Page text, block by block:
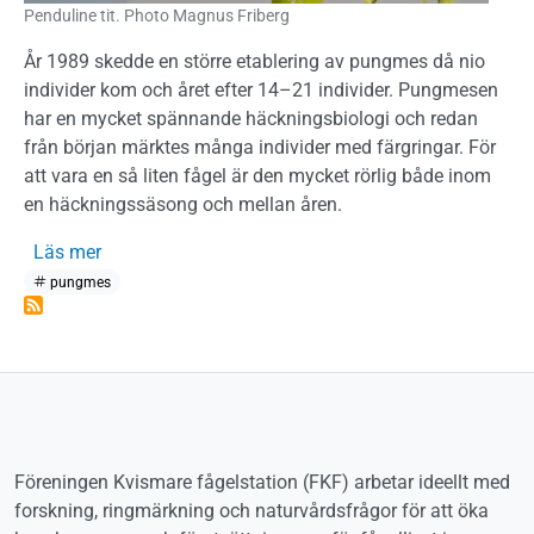
Penduline tit. Photo Magnus Friberg
År 1989 skedde en större etablering av pungmes då nio
individer kom och året efter 14–21 individer. Pungmesen
har en mycket spännande häckningsbiologi och redan
från början märktes många individer med färgringar. För
att vara en så liten fågel är den mycket rörlig både inom
en häckningssäsong och mellan åren.
Läs merom Pungmes
pungmes
Föreningen Kvismare fågelstation (FKF) arbetar ideellt med
forskning, ringmärkning och naturvårdsfrågor för att öka